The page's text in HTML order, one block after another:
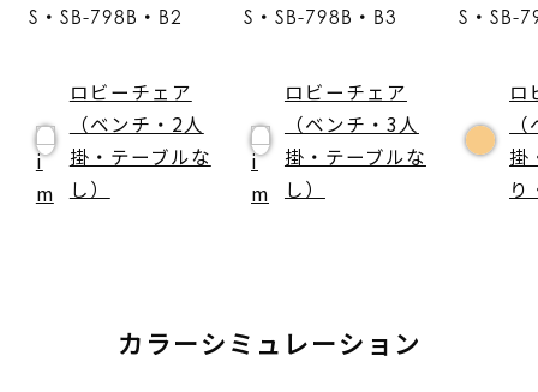
S・SB-798B・B2
ロビーチェア
（ベンチ・2人
掛・テーブルな
し）
S・SB-798B・B3
ロビーチェア
（ベンチ・3人
掛・テーブルな
し）
S・SB-
ロ
掛
り
カラーシミュレーション